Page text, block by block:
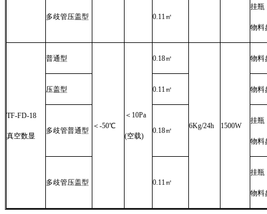
多歧管压盖型 0.11㎡
挂瓶
物料
TF-FD-18
真空数显
普通型
＜-50℃
＜10Pa
(空载)
0.18㎡
6Kg/24h 1500W
物料
压盖型 0.11㎡ 物料
多歧管普通型 0.18㎡
挂瓶
物料
多歧管压盖型 0.11㎡
挂瓶
物料